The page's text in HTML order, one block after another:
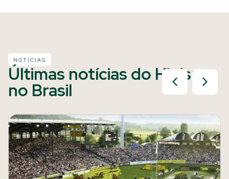
NOTÍCIAS
Últimas notícias do Hipismo
no Brasil